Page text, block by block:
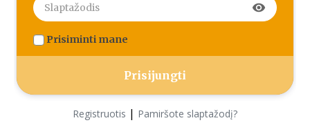
visibility
Prisiminti mane
Registruotis | Pamiršote slaptažodį?